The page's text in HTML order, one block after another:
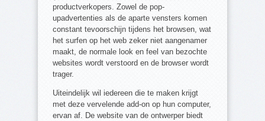
productverkopers. Zowel de pop-
upadvertenties als de aparte vensters komen
constant tevoorschijn tijdens het browsen, wat
het surfen op het web zeker niet aangenamer
maakt, de normale look en feel van bezochte
websites wordt verstoord en de browser wordt
trager.
Uiteindelijk wil iedereen die te maken krijgt
met deze vervelende add-on op hun computer,
ervan af. De website van de ontwerper biedt